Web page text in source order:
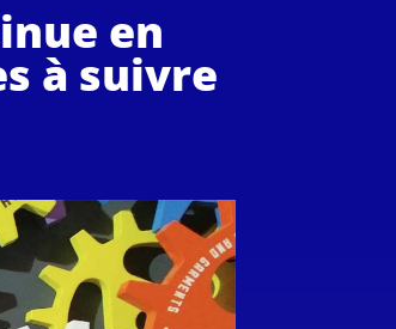
en
à suivre